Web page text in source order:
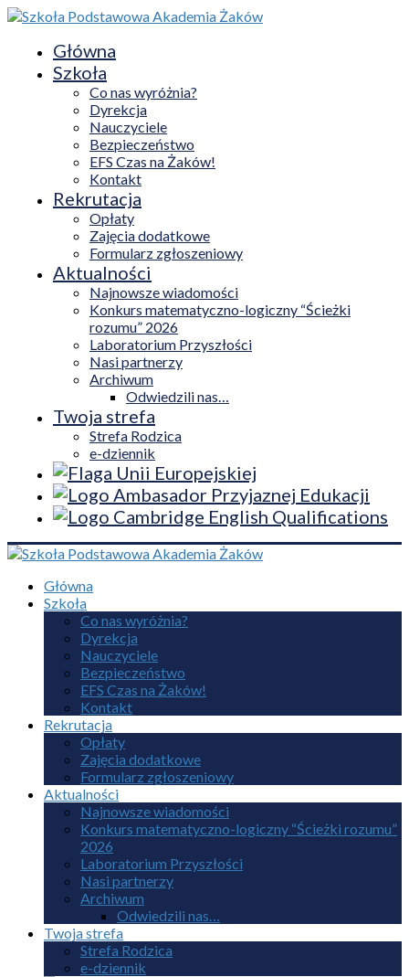
Główna
Szkoła
Co nas wyróżnia?
Dyrekcja
Nauczyciele
Bezpieczeństwo
EFS Czas na Żaków!
Kontakt
Rekrutacja
Opłaty
Zajęcia dodatkowe
Formularz zgłoszeniowy
Aktualności
Najnowsze wiadomości
Konkurs matematyczno-logiczny “Ścieżki
rozumu” 2026
Laboratorium Przyszłości
Nasi partnerzy
Archiwum
Odwiedzili nas…
Twoja strefa
Strefa Rodzica
e-dziennik
Główna
Szkoła
Co nas wyróżnia?
Dyrekcja
Nauczyciele
Bezpieczeństwo
EFS Czas na Żaków!
Kontakt
Rekrutacja
Opłaty
Zajęcia dodatkowe
Formularz zgłoszeniowy
Aktualności
Najnowsze wiadomości
Konkurs matematyczno-logiczny “Ścieżki rozumu”
2026
Laboratorium Przyszłości
Nasi partnerzy
Archiwum
Odwiedzili nas…
Twoja strefa
Strefa Rodzica
e-dziennik